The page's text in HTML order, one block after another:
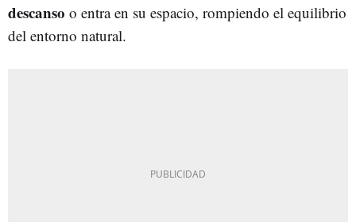
descanso o entra en su espacio, rompiendo el equilibrio
del entorno natural.